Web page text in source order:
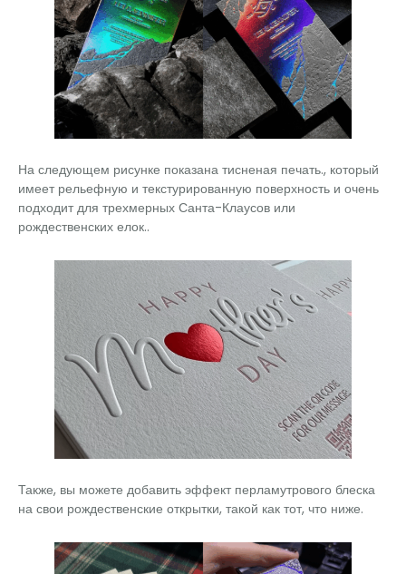
На следующем рисунке показана тисненая печать., который
имеет рельефную и текстурированную поверхность и очень
подходит для трехмерных Санта-Клаусов или
рождественских елок..
Также, вы можете добавить эффект перламутрового блеска
на свои рождественские открытки, такой как тот, что ниже.